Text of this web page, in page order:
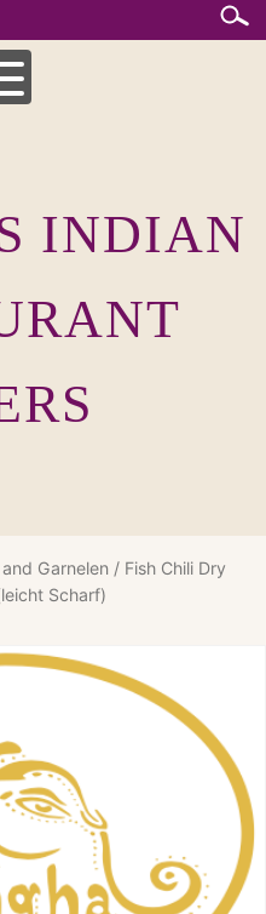
INDIAN
Garnelen/ Fish Chili Dry
Scharf)